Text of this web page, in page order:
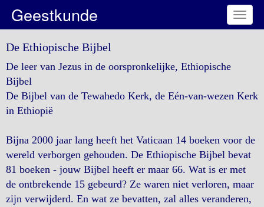
Toggle
Geestkunde
De Ethiopische Bijbel
De leer van Jezus in de oorspronkelijke, Ethiopische
Bijbel
De Bijbel van de Tewahedo Kerk, de Eén-van-wezen Kerk
in Ethiopië
Bijna 2000 jaar lang heeft het Vaticaan 14 boeken voor de
wereld verborgen gehouden. De Ethiopische Bijbel bevat
81 boeken - jouw Bijbel heeft er maar 66. Wat is er met
de ontbrekende 15 gebeurd? Ze waren niet verloren, maar
zijn verwijderd. En wat ze bevatten, zal alles veranderen,